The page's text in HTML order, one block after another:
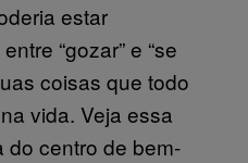
estar
“gozar” e “se
coisas que todo
vida. Veja essa
do centro de bem-